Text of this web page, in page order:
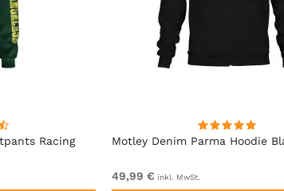
Racing
Motley Denim Parma Hoodie
49,99 € inkl. MwSt.